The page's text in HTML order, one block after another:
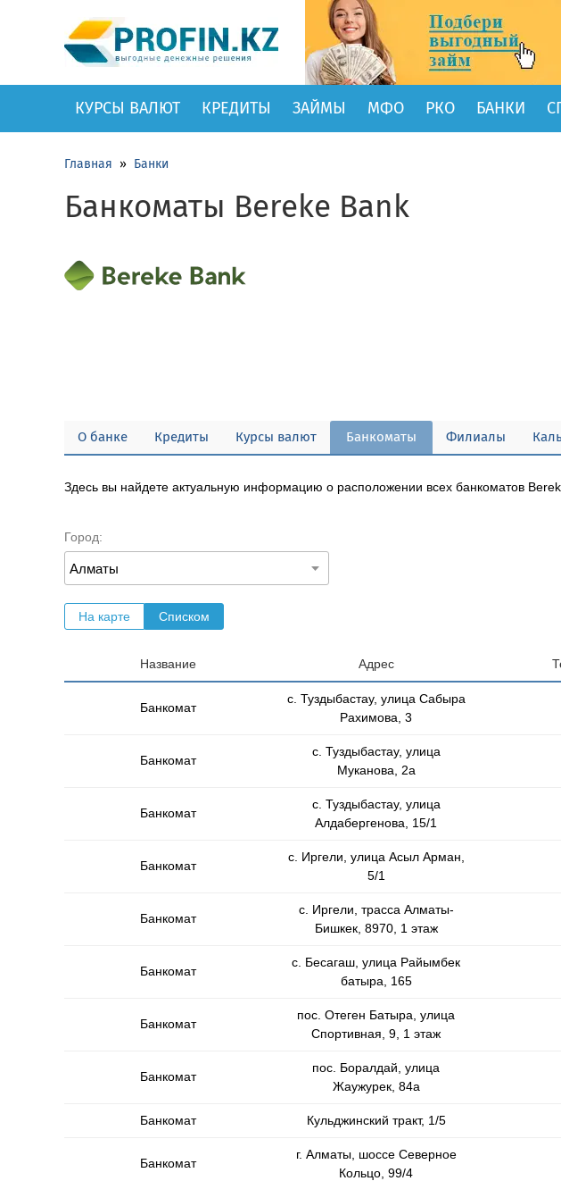
КУРСЫ ВАЛЮТ КРЕДИТЫ ЗАЙМЫ МФО РКО БАНКИ
Главная » Банки
Банкоматы Bereke Bank
О банке Кредиты Курсы валют Банкоматы Филиалы
Здесь вы найдете актуальную информацию о расположении всех банкоматов
Город:
На карте Списком
Название Адрес
Банкомат
с. Туздыбастау, улица Сабыра
Рахимова, 3
Банкомат
с. Туздыбастау, улица
Муканова, 2а
Банкомат
с. Туздыбастау, улица
Алдабергенова, 15/1
Банкомат
с. Иргели, улица Асыл Арман,
5/1
Банкомат
с. Иргели, трасса Алматы-
Бишкек, 8970, 1 этаж
Банкомат
с. Бесагаш, улица Райымбек
батыра, 165
Банкомат
пос. Отеген Батыра, улица
Спортивная, 9, 1 этаж
Банкомат
пос. Боралдай, улица
Жаужурек, 84а
Банкомат Кульджинский тракт, 1/5
Банкомат
г. Алматы, шоссе Северное
Кольцо, 99/4